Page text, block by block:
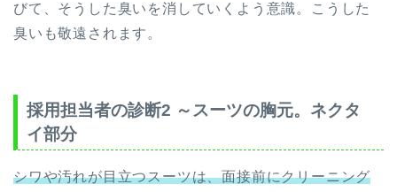
びて、そうした臭いを消していくよう意識。こうした
臭いも敬遠されます。
採用担当者の診断2 ～スーツの胸元。ネクタ
イ部分
シワや汚れが目立つスーツは、面接前にクリーニング